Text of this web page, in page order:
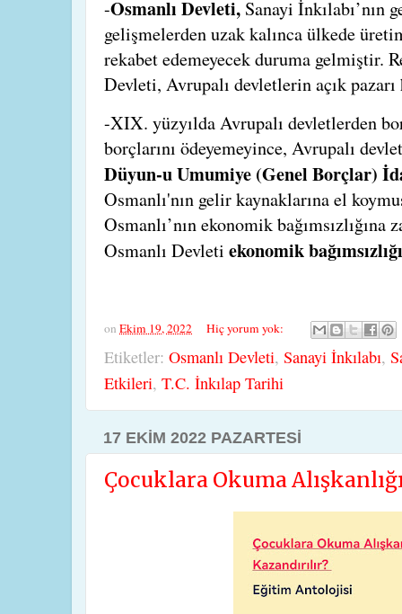
-Osmanlı Devleti, Sanayi
gelişmelerden uzak kalınca ülkede
rekabet edemeyecek duruma gelmiştir.
Devleti, Avrupalı devletlerin açık
-XIX. yüzyılda Avrupalı devletlerden
borçlarını ödeyemeyince, Avrupalı
Düyun-u Umumiye (Genel Borçlar)
Osmanlı'nın gelir kaynaklarına el
Osmanlı’nın ekonomik
Osmanlı Devleti ekonomik
on Ekim 19, 2022 Hiç yorum yok:
Etiketler: Osmanlı Devleti, Sanayi İnkılabı,
Etkileri, T.C. İnkılap Tarihi
17 EKIM 2022 PAZARTESI
Çocuklara Okuma